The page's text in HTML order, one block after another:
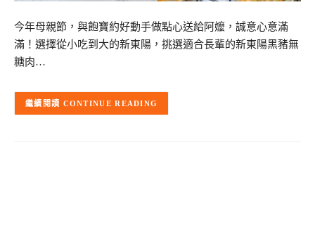
今年母親節，與飽寶約好動手做點心送給阿嬤，誠意心意滿
滿！選擇從小吃到大的新東陽，挑選適合長輩的新東陽黑豬無
糖肉…
CONTINUE READING